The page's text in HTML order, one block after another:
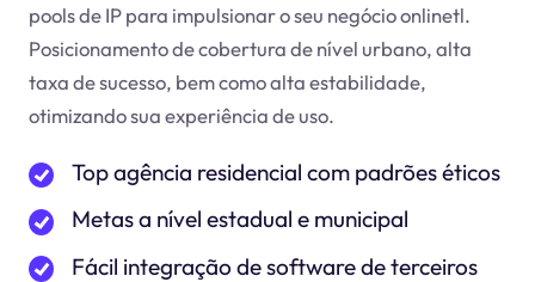
pools de IP para impulsionar o seu negócio onlinetl.
Posicionamento de cobertura de nível urbano, alta
taxa de sucesso, bem como alta estabilidade,
otimizando sua experiência de uso.
Top agência residencial com padrões éticos
Metas a nível estadual e municipal
Fácil integração de software de terceiros